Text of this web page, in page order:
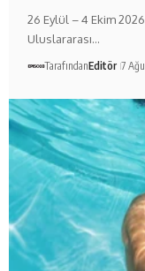
26 Eylül – 4 Ekim
Uluslararası…
TarafındanEditör 7